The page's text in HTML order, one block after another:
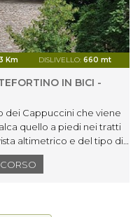
Km DISLIVELLO: 660 mt
IN BICI -
dei Cappuccini che viene
quello a piedi nei tratti
altimetrico e del tipo di
più possibile sul percorso
i luoghi di interesse del